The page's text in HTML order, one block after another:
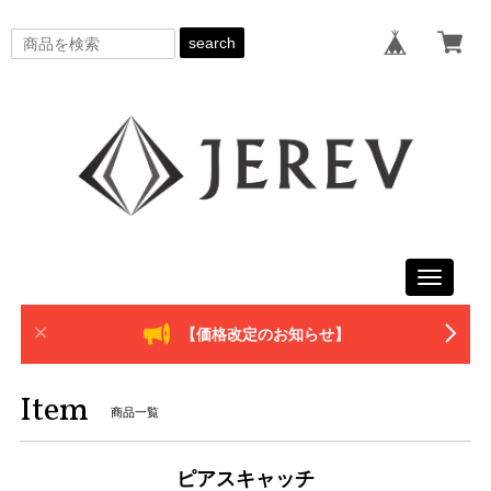
search
Toggle
【価格改定のお知らせ】
Item 商品一覧
ピアスキャッチ